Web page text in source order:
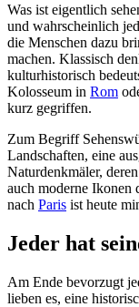
Was ist eigentlich
und wahrscheinlich
die Menschen dazu
machen. Klassisch
kulturhistorisch
Kolosseum in Rom
kurz gegriffen.
Zum Begriff
Landschaften, eine
Naturdenkmäler,
auch moderne Ikonen
nach Paris ist heute
Jeder hat
Am Ende bevorzugt
lieben es, eine